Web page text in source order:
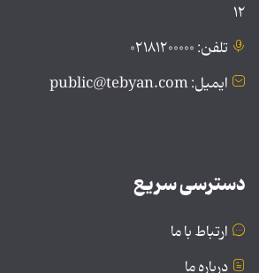
۱۲
تلفن: ۰۲۱۸۱۲۰۰۰۰۰
ایمیل: public@tebyan.com
دسترسی سریع
ارتباط با ما
درباره ما